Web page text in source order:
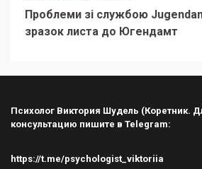
Проблеми зі службою
зразок листа до Югендамт
Психолог Виктория Шудель (Коретник.
консультацию пишите в Telegram:
https://t.me/psychologist_viktoriia